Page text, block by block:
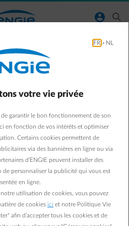
normal-account-circle search
votre acompte
quelques questions clés.
un acompte ? Basculer la réponse
mon acompte ? Basculer la réponse
pas recalculer mon
FR - NL
votre vie privée
de garantir le bon fonctionnement de son
en fonction de vos intérêts et optimiser
Certains cookies permettent de
via des bannières en ligne ou via
d’ENGIE peuvent installer des
de personnaliser la publicité qui vous est
en ligne.
utilisation de cookies, vous pouvez
de cookies ici et notre Politique Vie
afin d’accepter tous les cookies et de